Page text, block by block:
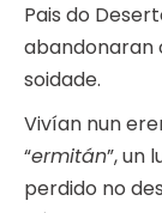
Pais do
abandonaran
soidade.
Vivían nun
“ermitán”, un
perdido no